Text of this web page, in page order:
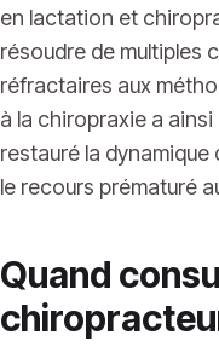
en lactation et
résoudre de multiples
réfractaires aux
à la chiropraxie a
restauré la
le recours prématuré
Quand